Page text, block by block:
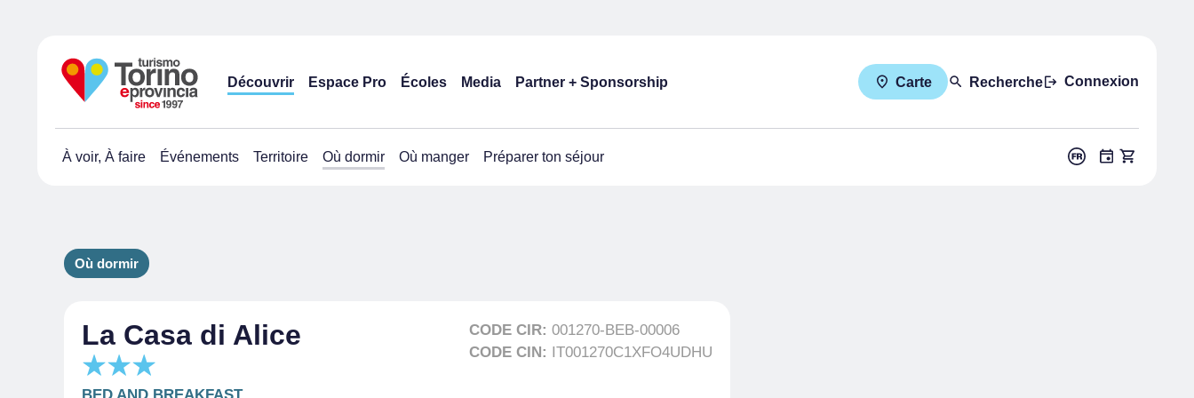
Découvrir Espace Pro Écoles Media Partner + Sponsorship Carte Recherche Connexion
À voir, À faire Événements Territoire Où dormir Où manger Préparer ton séjour
Où dormir
La Casa di Alice CODE CIR: 001270-BEB-00006
CODE CIN: IT001270C1XFO4UDHU